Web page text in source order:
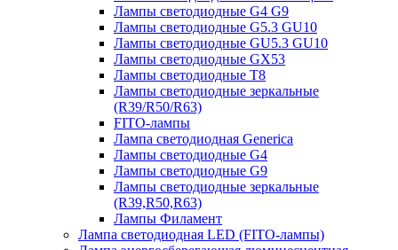
Лампы светодиодные G4 G9
Лампы светодиодные G5.3 GU10
Лампы светодиодные GU5.3 GU10
Лампы светодиодные GX53
Лампы светодиодные T8
Лампы светодиодные зеркальные
(R39/R50/R63)
FITO-лампы
Лампа светодиодная Generica
Лампы светодиодные G4
Лампы светодиодные G9
Лампы светодиодные зеркальные
(R39,R50,R63)
Лампы Филамент
Лампа светодиодная LED (FITO-лампы)